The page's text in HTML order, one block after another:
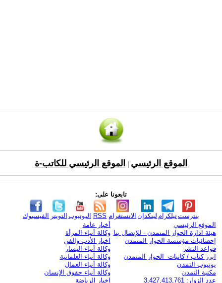
الموقع الرئيسي الموقع الرئيسي للكاتب-ة
تابعونا على:
الفيسبوك التويتر اليوتيوب RSS الانستغرام لينكدإن تيلكرامبنترست
الموقع الرئيسي
هيئة ادارة الحوار المتمدن - للإتصال بنا
إحصائيات مؤسسة الحوار المتمدن
قواعد النشر
ابرز كتاب / كاتبات الحوار المتمدن
يوتيوب التمدن
مكتبة التمدن
عدد الزوار: 3,427,413,761
أخبار عامة
وكالة أنباء المرأة
اخبار الأدب والفن
وكالة أنباء اليسار
وكالة أنباء العلمانية
وكالة أنباء العمال
وكالة أنباء حقوق الإنسان
اخبار الرياضة